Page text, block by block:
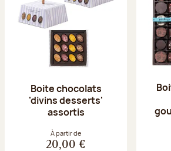
Boite chocolats
'divins desserts'
assortis
À partir de
20,00 €